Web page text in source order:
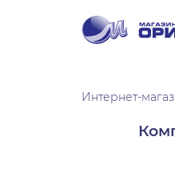
Интернет-